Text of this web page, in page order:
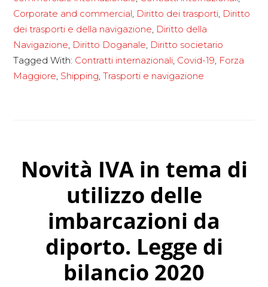
gestione
dei
contratti
Corporate and commercial, Diritto dei trasporti, Diritto
dei trasporti e della navigazione, Diritto della
Navigazione, Diritto Doganale, Diritto societario
Tagged With: Contratti internazionali, Covid-19, Forza
Maggiore, Shipping,Trasporti e navigazione
Novità IVA in tema di
utilizzo delle
imbarcazioni da
diporto. Legge di
bilancio 2020